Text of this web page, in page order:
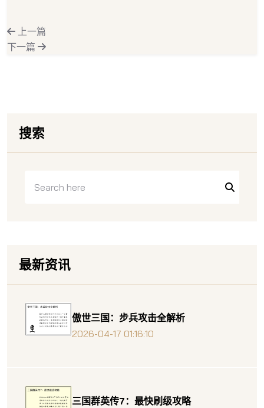
上一篇
下一篇
搜索
最新资讯
傲世三国：步兵攻击全解析
2026-04-17 01:16:10
三国群英传7：最快刷级攻略